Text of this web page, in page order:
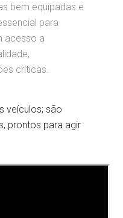
bem equipadas e
para
acesso a
críticas.
veículos; são
prontos para agir